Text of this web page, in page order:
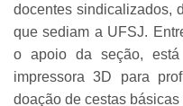
docentes sindicalizados,
que sediam a UFSJ.
o apoio da seção,
impressora 3D para
doação de cestas